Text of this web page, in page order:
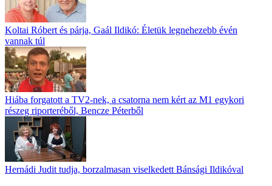
Koltai Róbert és párja, Gaál Ildikó: Életük legnehezebb évén
vannak túl
Hiába forgatott a TV2-nek, a csatorna nem kért az M1 egykori
részeg riporteréből, Bencze Péterből
Hernádi Judit tudja, borzalmasan viselkedett Bánsági Ildikóval